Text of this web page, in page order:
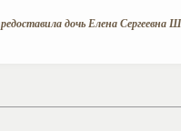
дочь Елена Сергеевна